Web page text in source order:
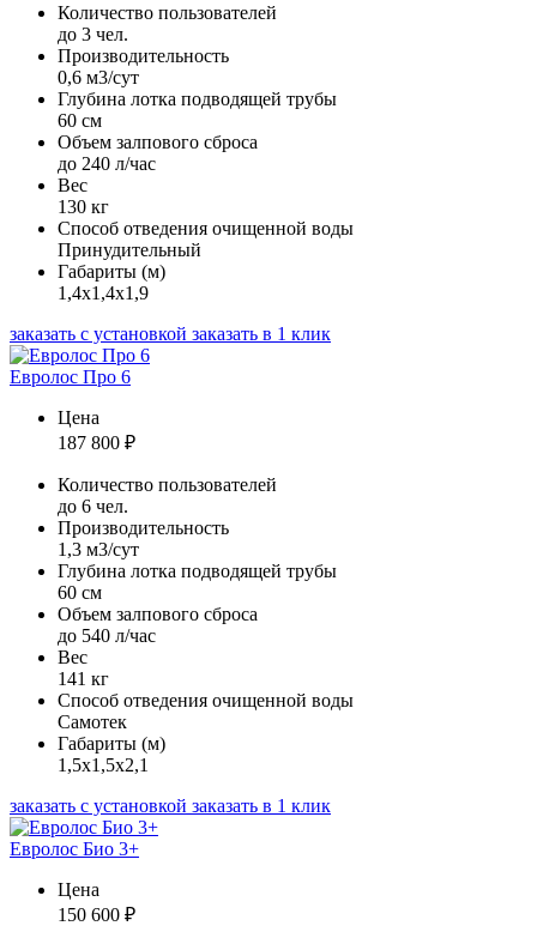
Количество пользователей
до 3 чел.
Производительность
0,6 м3/сут
Глубина лотка подводящей трубы
60 см
Объем залпового сброса
до 240 л/час
Вес
130 кг
Способ отведения очищенной воды
Принудительный
Габариты (м)
1,4х1,4х1,9
заказать с установкой заказать в 1 клик
Евролос Про 6
Цена
187 800 ₽
Количество пользователей
до 6 чел.
Производительность
1,3 м3/сут
Глубина лотка подводящей трубы
60 см
Объем залпового сброса
до 540 л/час
Вес
141 кг
Способ отведения очищенной воды
Самотек
Габариты (м)
1,5х1,5х2,1
заказать с установкой заказать в 1 клик
Евролос Био 3+
Цена
150 600 ₽